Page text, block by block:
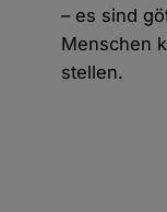
– es sind
Menschen
stellen.